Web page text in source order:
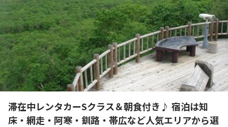
滞在中レンタカーSクラス＆朝食付き♪ 宿泊は知
床・網走・阿寒・釧路・帯広など人気エリアから選